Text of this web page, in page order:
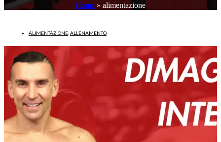
Home » alimentazione
ALIMENTAZIONE ALLENAMENTO